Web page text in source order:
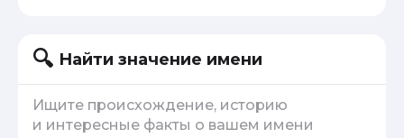
Найти значение имени
Ищите происхождение, историю
и интересные факты о вашем имени